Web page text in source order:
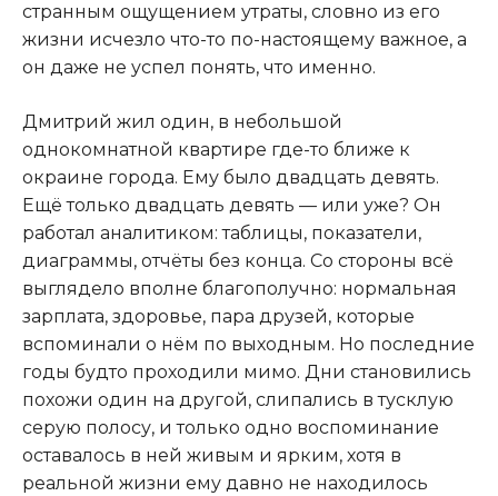
странным ощущением утраты, словно из его
жизни исчезло что-то по-настоящему важное, а
он даже не успел понять, что именно.
Дмитрий жил один, в небольшой
однокомнатной квартире где-то ближе к
окраине города. Ему было двадцать девять.
Ещё только двадцать девять — или уже? Он
работал аналитиком: таблицы, показатели,
диаграммы, отчёты без конца. Со стороны всё
выглядело вполне благополучно: нормальная
зарплата, здоровье, пара друзей, которые
вспоминали о нём по выходным. Но последние
годы будто проходили мимо. Дни становились
похожи один на другой, слипались в тусклую
серую полосу, и только одно воспоминание
оставалось в ней живым и ярким, хотя в
реальной жизни ему давно не находилось